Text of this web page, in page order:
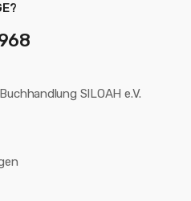
SILOAH e.V.